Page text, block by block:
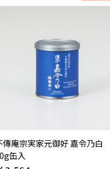
傳庵宗実家元御好 嘉令乃白
缶入